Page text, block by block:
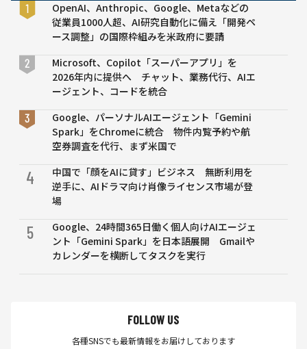
OpenAI、Anthropic、Google、Metaなどの
従業員1000人超、AI研究自動化に備え「開発ペ
ース調整」の国際枠組みを米政府に要請
Microsoft、Copilot「スーパーアプリ」を
2026年内に提供へ チャット、業務代行、AIエ
ージェント、コードを統合
Google、パーソナルAIエージェント「Gemini
Spark」をChromeに統合 物件内覧予約や航
空券調査を代行、まず米国で
4
中国で「顔をAIに貸す」ビジネス 無断利用を
逆手に、AIドラマ向け肖像ライセンス市場が登
場
5
Google、24時間365日働く個人向けAIエージェ
ント「Gemini Spark」を日本語展開 Gmailや
カレンダーを横断してタスクを実行
FOLLOW US
各種SNSでも最新情報をお届けしております